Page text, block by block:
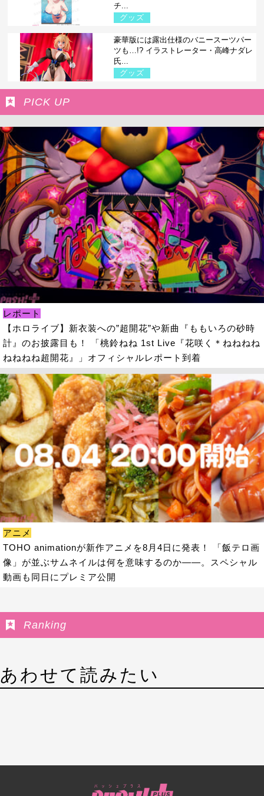
チ...
グッズ
豪華版には露出仕様のバニースーツパー
ツも…!? イラストレーター・高峰ナダレ
氏...
グッズ
PICK UP
レポート
【ホロライブ】新衣装への”超開花”や新曲『ももいろの砂時
計』のお披露目も！ 「桃鈴ねね 1st Live『花咲く＊ねねねね
ねねねね超開花』」オフィシャルレポート到着
アニメ
TOHO animationが新作アニメを8月4日に発表！ 「飯テロ画
像」が並ぶサムネイルは何を意味するのか――。スペシャル
動画も同日にプレミア公開
Ranking
あわせて読みたい